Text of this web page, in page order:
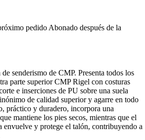
pedido Abonado después de la
senderismo de CMP. Presenta todos los
parte superior CMP Rigel con costuras
e inserciones de PU sobre una suela
de calidad superior y agarre en todo
práctico y duradero, incorpora una
mantiene los pies secos, mientras que el
envuelve y protege el talón, contribuyendo a